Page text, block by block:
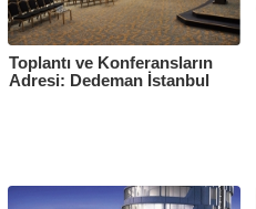
Toplantı ve Konferansların
Adresi: Dedeman İstanbul